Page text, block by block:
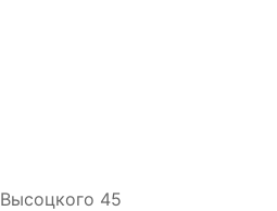
Высоцкого 45